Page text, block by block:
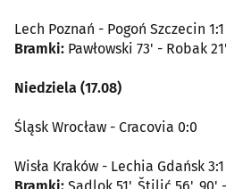
Lech Poznań - Pogoń Szczecin 1:1
Bramki: Pawłowski 73' - Robak 21'
Niedziela (17.08)
Śląsk Wrocław - Cracovia 0:0
Wisła Kraków - Lechia Gdańsk 3:1